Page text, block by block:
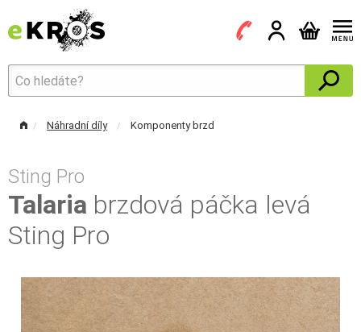
Náhradní díly Komponenty brzd
Sting Pro
Talaria brzdová páčka levá
Sting Pro